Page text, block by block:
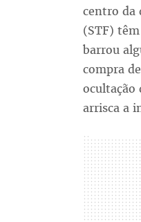
centro da
(STF)
barrou
compra
ocultação
arrisca a